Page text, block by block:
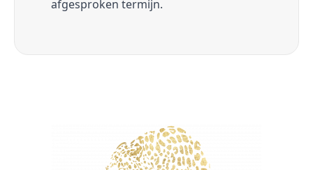
afgesproken termijn.